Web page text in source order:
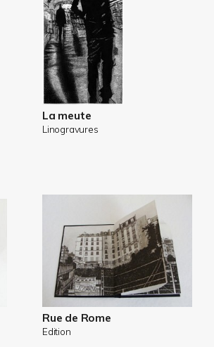
La meute
Linogravures
Rue de Rome
Edition